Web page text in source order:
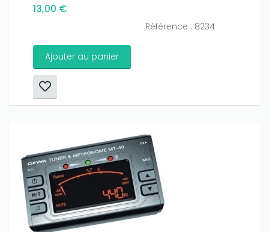
13,00 €
Référence : 8234
Ajouter au panier